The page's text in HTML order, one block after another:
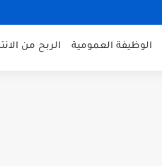
الوظيفة العمومية الربح من